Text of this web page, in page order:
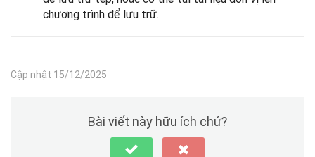
chương trình để lưu trữ.
Cập nhật 15/12/2025
Bài viết này hữu ích chứ?